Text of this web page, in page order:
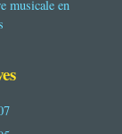
musicale en